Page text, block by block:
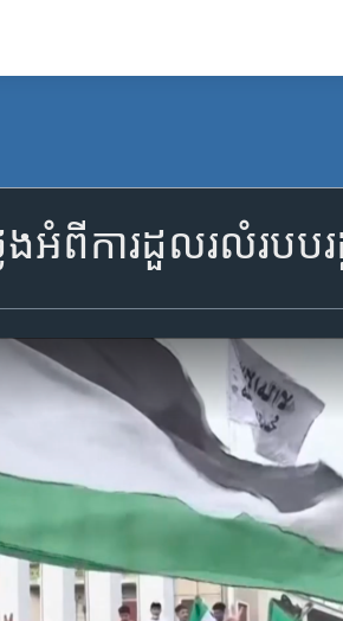
ពី​ការដួលរលំ​របប​រ